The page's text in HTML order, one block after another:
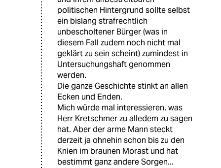
politischen Hintergrund sollte selbst
ein bislang strafrechtlich
unbescholtener Bürger (was in
diesem Fall zudem noch nicht mal
geklärt zu sein scheint) zumindest in
Untersuchungshaft genommen
werden.
Die ganze Geschichte stinkt an allen
Ecken und Enden.
Mich würde mal interessieren, was
Herr Kretschmer zu alledem zu sagen
hat. Aber der arme Mann steckt
derzeit ja ohnehin schon bis zu den
Knien im braunen Morast und hat
bestimmt ganz andere Sorgen...